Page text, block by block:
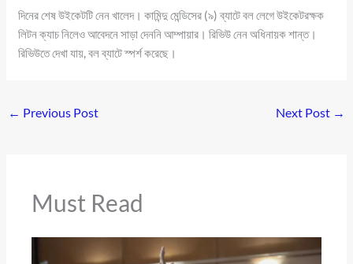
দিনের শেষ উইকেটটি নেন খালেদ। কামিন্দু মেন্ডিসের (৯) ব্যাটে বল লেগে উইকেটরক্ষক
লিটন ক্যাচ নিলেও আবেদনে সাড়া দেননি আম্পায়ার। রিভিউ নেন অধিনায়ক শান্ত।
রিভিউতে দেখা যায়, বল ব্যাটে স্পর্শ করেছে।
← Previous Post Next Post →
Must Read